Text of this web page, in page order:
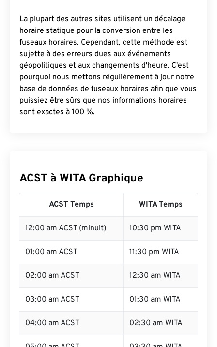
La plupart des autres sites utilisent un décalage
horaire statique pour la conversion entre les
fuseaux horaires. Cependant, cette méthode est
sujette à des erreurs dues aux événements
géopolitiques et aux changements d'heure. C'est
pourquoi nous mettons régulièrement à jour notre
base de données de fuseaux horaires afin que vous
puissiez être sûrs que nos informations horaires
sont exactes à 100 %.
ACST à WITA Graphique
ACST Temps WITA Temps
12:00 am ACST (minuit) 10:30 pm WITA
01:00 am ACST 11:30 pm WITA
02:00 am ACST 12:30 am WITA
03:00 am ACST 01:30 am WITA
04:00 am ACST 02:30 am WITA